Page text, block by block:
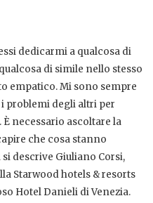
dedicarmi a qualcosa di
di simile nello stesso
empatico. Mi sono sempre
problemi degli altri per
necessario ascoltare la
che cosa stanno
descrive Giuliano Corsi,
Starwood hotels & resorts
Hotel Danieli di Venezia.